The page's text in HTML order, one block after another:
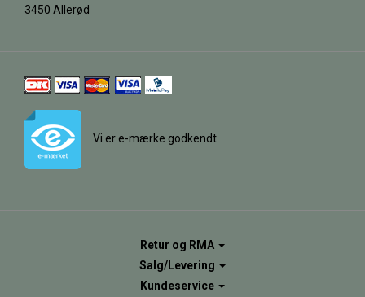
3450 Allerød
Vi er e-mærke godkendt
Retur og RMA
Salg/Levering
Kundeservice